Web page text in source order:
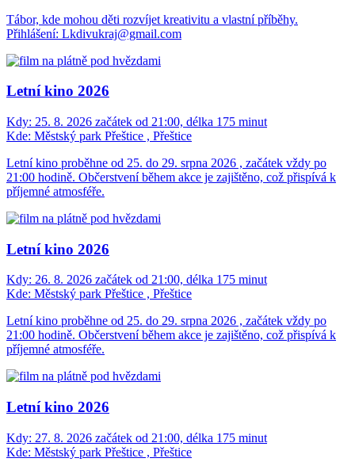
Tábor, kde mohou děti rozvíjet kreativitu a vlastní příběhy.
Přihlášení: Lkdivukraj@gmail.com
Letní kino 2026
Kdy: 25. 8. 2026 začátek od 21:00, délka 175 minut
Kde: Městský park Přeštice , Přeštice
Letní kino proběhne od 25. do 29. srpna 2026 , začátek vždy po
21:00 hodině. Občerstvení během akce je zajištěno, což přispívá k
příjemné atmosféře.
Letní kino 2026
Kdy: 26. 8. 2026 začátek od 21:00, délka 175 minut
Kde: Městský park Přeštice , Přeštice
Letní kino proběhne od 25. do 29. srpna 2026 , začátek vždy po
21:00 hodině. Občerstvení během akce je zajištěno, což přispívá k
příjemné atmosféře.
Letní kino 2026
Kdy: 27. 8. 2026 začátek od 21:00, délka 175 minut
Kde: Městský park Přeštice , Přeštice